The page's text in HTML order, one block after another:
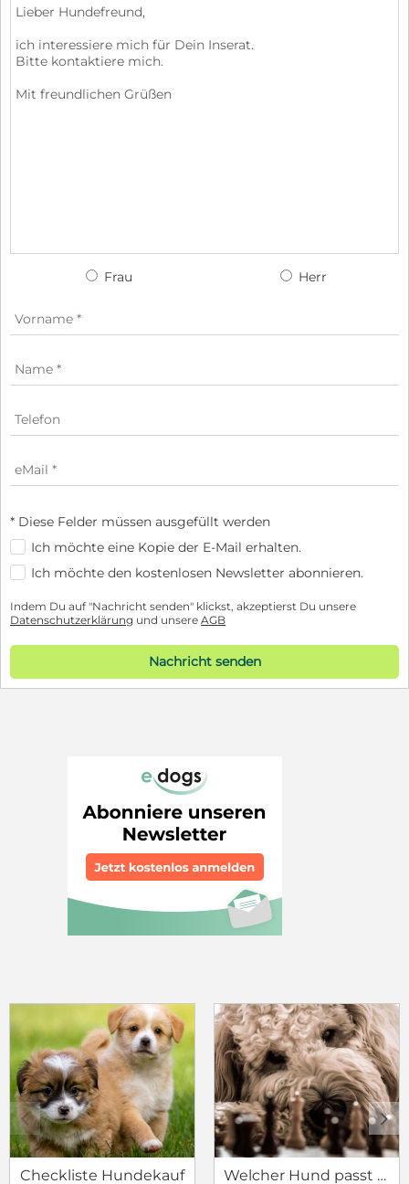
Frau Herr
* Diese Felder müssen ausgefüllt werden
Ich möchte eine Kopie der E-Mail erhalten.
Ich möchte den kostenlosen Newsletter abonnieren.
Indem Du auf "Nachricht senden" klickst, akzeptierst Du unsere
Datenschutzerklärung und unsere AGB
Nachricht senden
Checkliste Hundekauf Welcher Hund passt zu mir?
c d